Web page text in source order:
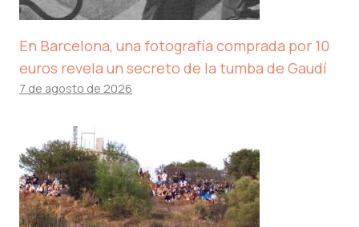
En Barcelona, ​​una fotografía comprada por 10
euros revela un secreto de la tumba de Gaudí
7 de agosto de 2026